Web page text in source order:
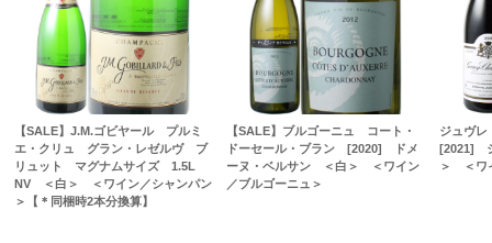
【SALE】J.M.ゴビヤール プルミ
エ・クリュ グラン・レゼルヴ ブ
リュット マグナムサイズ 1.5L
NV ＜白＞ ＜ワイン／シャンパン
＞【＊同梱時2本分換算】
【SALE】ブルゴーニュ コート・
ドーセール・ブラン [2020] ドメ
ーヌ・ベルサン ＜白＞ ＜ワイン
／ブルゴーニュ＞
ジュヴ
[2021]
＞ ＜ワ